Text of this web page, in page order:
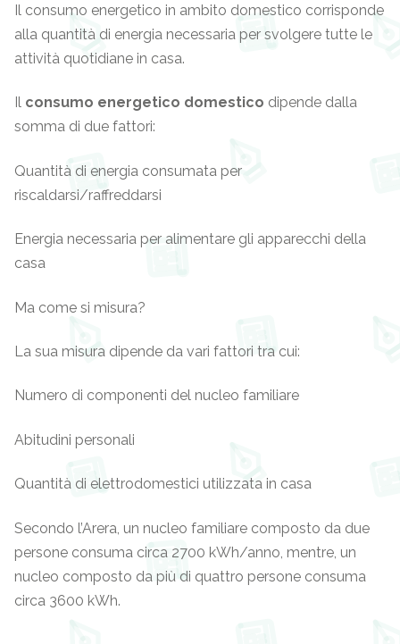
Il consumo energetico in ambito domestico corrisponde
alla quantità di energia necessaria per svolgere tutte le
attività quotidiane in casa.
Il consumo energetico domestico dipende dalla
somma di due fattori:
Quantità di energia consumata per
riscaldarsi/raffreddarsi
Energia necessaria per alimentare gli apparecchi della
casa
Ma come si misura?
La sua misura dipende da vari fattori tra cui:
Numero di componenti del nucleo familiare
Abitudini personali
Quantità di elettrodomestici utilizzata in casa
Secondo l’Arera, un nucleo familiare composto da due
persone consuma circa 2700 kWh/anno, mentre, un
nucleo composto da più di quattro persone consuma
circa 3600 kWh.